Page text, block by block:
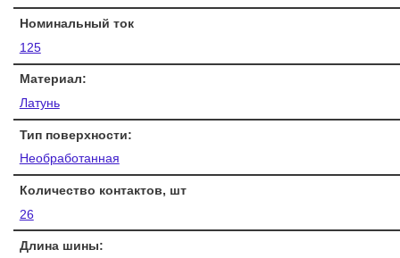
Номинальный ток
125
Материал:
Латунь
Тип поверхности:
Необработанная
Количество контактов, шт
26
Длина шины: